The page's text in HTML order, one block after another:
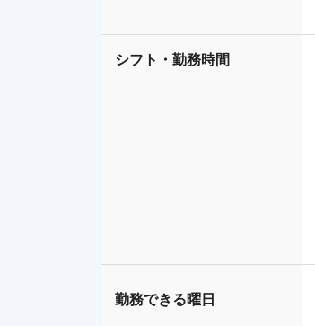
シフト・勤務時間
勤務できる曜日